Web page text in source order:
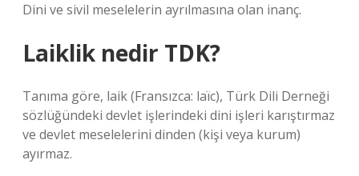
Dini ve sivil meselelerin ayrılmasına olan inanç.
Laiklik nedir TDK?
Tanıma göre, laik (Fransızca: laïc), Türk Dili Derneği
sözlüğündeki devlet işlerindeki dini işleri karıştırmaz
ve devlet meselelerini dinden (kişi veya kurum)
ayırmaz.